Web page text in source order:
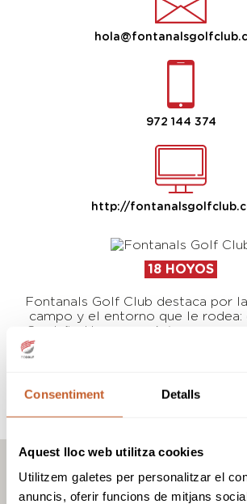
Consentiment Detalls
Aquest lloc web utilitza cookies
Utilitzem galetes per personalitzar el
anuncis, oferir funcions de mitjans
18 HOYOS
Fontanals Golf Club destaca por
campo y el entorno que le rodea:
Cerdaña. Un campo único con
para disfrutar del golf en medio
La casa club y terraza ofrecen
visita la web
972 144 374
http://